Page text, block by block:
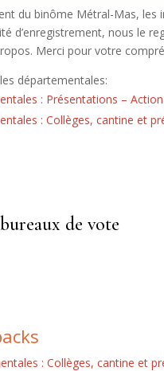
du binôme Métral-Mas,
d’enregistrement, nous le
Merci pour votre
départementales:
: Présentations –
: Collèges, cantine et
de vote
: Collèges, cantine et